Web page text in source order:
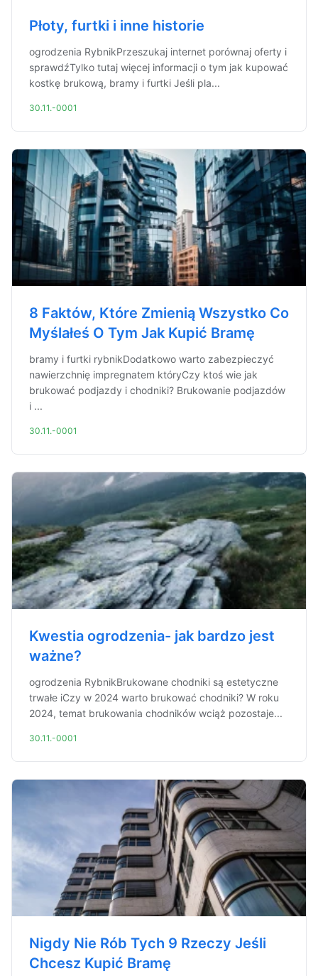
Płoty, furtki i inne historie
ogrodzenia RybnikPrzeszukaj internet porównaj oferty i
sprawdźTylko tutaj więcej informacji o tym jak kupować
kostkę brukową, bramy i furtki Jeśli pla...
30.11.-0001
8 Faktów, Które Zmienią Wszystko Co
Myślałeś O Tym Jak Kupić Bramę
bramy i furtki rybnikDodatkowo warto zabezpieczyć
nawierzchnię impregnatem któryCzy ktoś wie jak
brukować podjazdy i chodniki? Brukowanie podjazdów
i ...
30.11.-0001
Kwestia ogrodzenia- jak bardzo jest
ważne?
ogrodzenia RybnikBrukowane chodniki są estetyczne
trwałe iCzy w 2024 warto brukować chodniki? W roku
2024, temat brukowania chodników wciąż pozostaje...
30.11.-0001
Nigdy Nie Rób Tych 9 Rzeczy Jeśli
Chcesz Kupić Bramę